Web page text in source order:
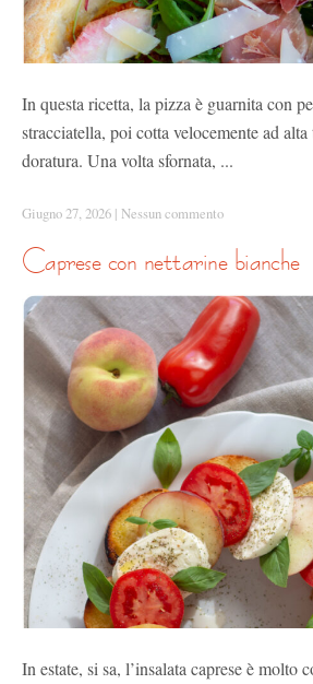
In questa ricetta, la pizza è guarnita con
stracciatella, poi cotta velocemente ad
doratura. Una volta sfornata, ...
Giugno 27, 2026 | Nessun commento
caprese con nettarine bianche
In estate, si sa, l’insalata caprese è molto